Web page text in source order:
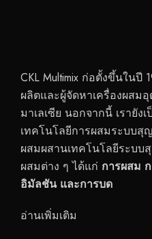
CKL Multimix ก่อตั้งขึ้นในปี
ผลิตและผู้จัดหาเครื่องผสม
มาเลเซีย นอกจากนี้ เรายัง
เทคโนโลยีการผสมระบบ
ผสมผสานเทคโนโลยีระบ
ผสมต่าง ๆ ได้แก่ การผสม
อิมัลชัน และการบด
อ่านเพิ่มเติม